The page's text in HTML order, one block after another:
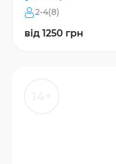
2-4(8)
від 1250 грн